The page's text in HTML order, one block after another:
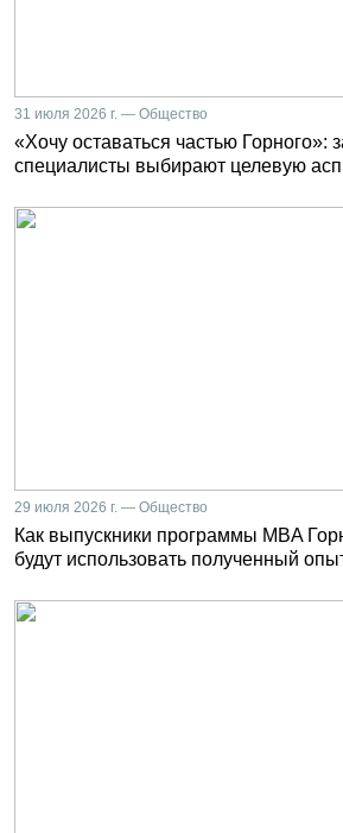
31 июля 2026 г. — Общество
«Хочу оставаться частью Горного»:
специалисты выбирают целевую
29 июля 2026 г. — Общество
Как выпускники программы MBA
будут использовать полученный